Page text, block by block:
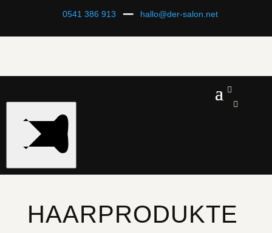
0541 386 913 ━━ hallo@der-salon.net


HAARPRODUKTE